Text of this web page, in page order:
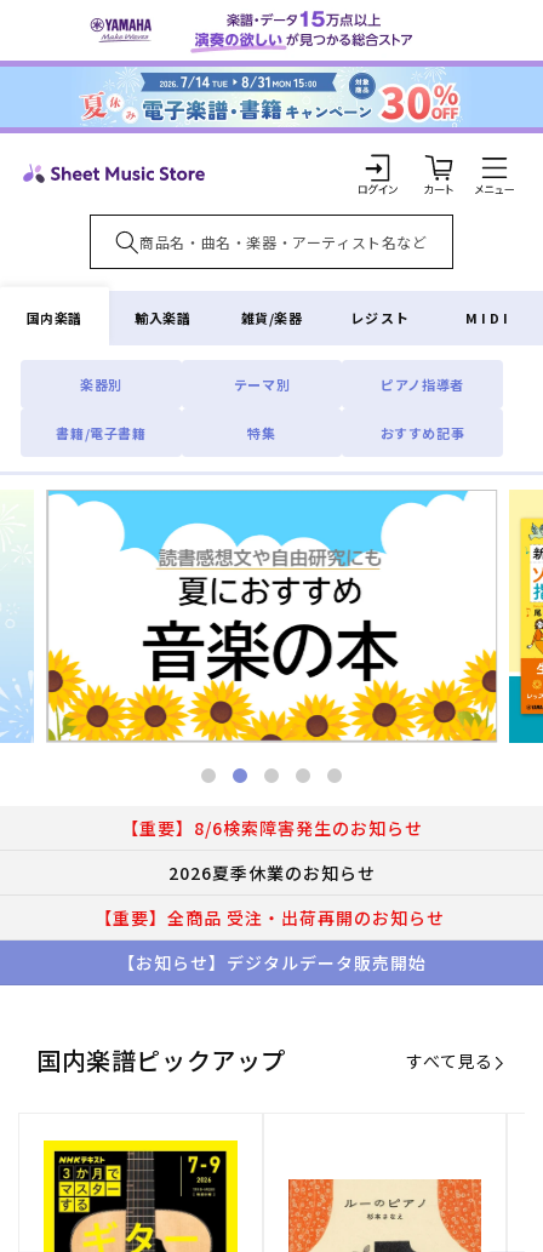
ンツに
ロ
グ
イ
ン
カ
ー
ト
国内楽譜
楽器別 テーマ別 ピアノ指導者
書籍/電子書籍 特集 おすすめ記事
輸入楽譜 雑貨/楽器 レジスト MIDI
【重要】8/6検索障害発生のお知らせ
2026夏季休業のお知らせ
【重要】全商品 受注・出荷再開のお知らせ
【お知らせ】デジタルデータ販売開始
国内楽譜ピックアップ すべて見る